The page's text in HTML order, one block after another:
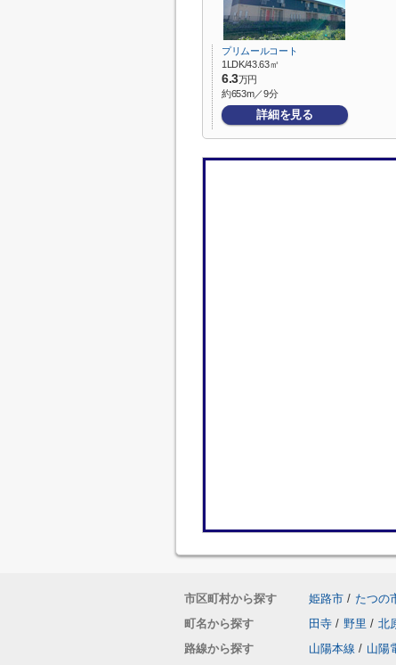
プリムールコート
1LDK/43.63㎡
6.3万円
約653m／9分
詳細を見る
市区町村から探す 姫路市 / たつの
町名から探す
田寺 / 野里 / 北
路線から探す
山陽本線 / 山陽